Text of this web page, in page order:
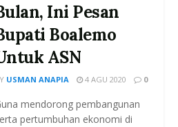
Ini Pesan
Boalemo
ASN
USMAN ANAPIA 4 AGU 2020 0
mendorong pembangunan
pertumbuhan ekonomi di